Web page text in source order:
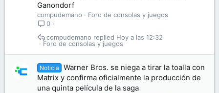
Ganondorf
compudemano
Foro de consolas y juegos
0
Foro de consolas y juegos
Hoy a las 12:32
compudemano
Noticia
Warner Bros. se niega a tirar la toalla con
Matrix y confirma oficialmente la producción de
una quinta película de la saga